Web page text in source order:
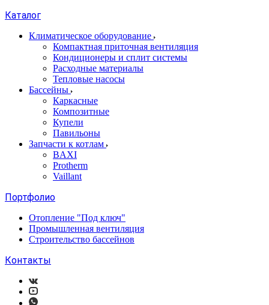
Каталог
Климатическое оборудование
Компактная приточная вентиляция
Кондиционеры и сплит системы
Расходные материалы
Тепловые насосы
Бассейны
Каркасные
Композитные
Купели
Павильоны
Запчасти к котлам
BAXI
Protherm
Vaillant
Портфолио
Отопление "Под ключ"
Промышленная вентиляция
Строительство бассейнов
Контакты